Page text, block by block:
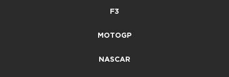
F3
MOTOGP
NASCAR